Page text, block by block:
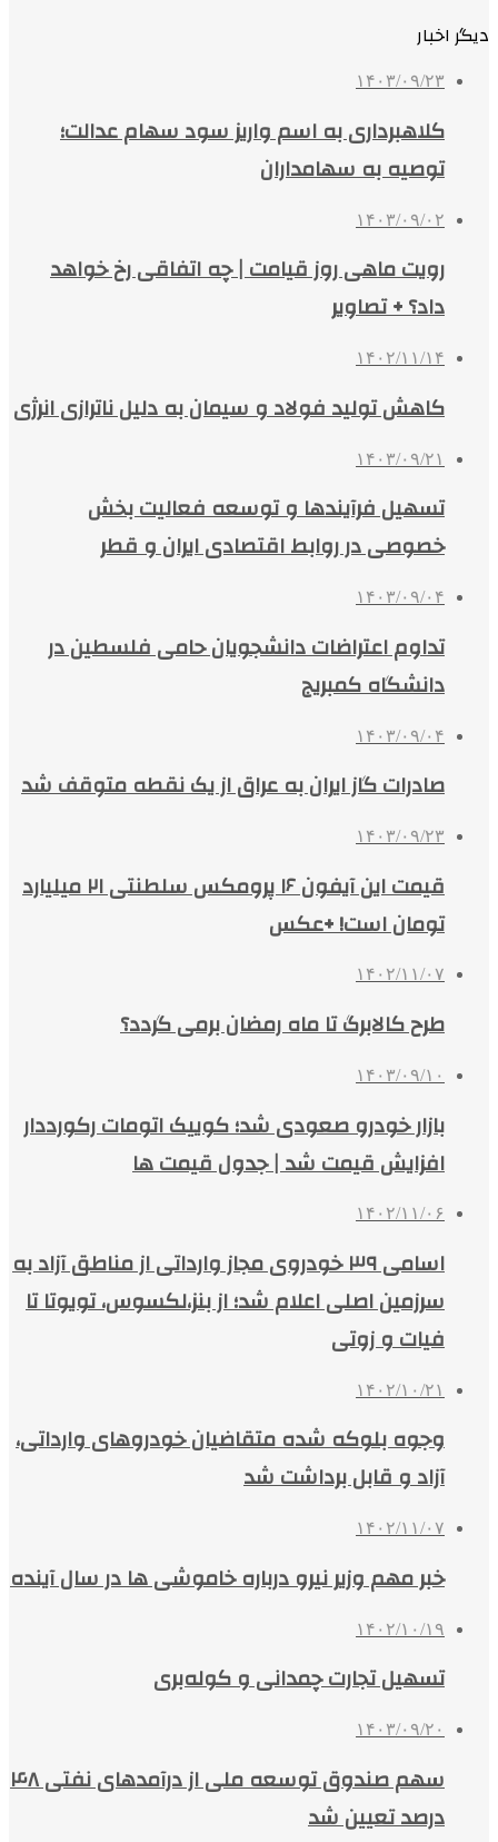
دیگر اخبار
۱۴۰۳/۰۹/۲۳
کلاهبرداری‌ به اسم واریز سود سهام عدالت؛
توصیه به سهامداران
۱۴۰۳/۰۹/۰۲
رویت ماهی روز قیامت | چه اتفاقی رخ خواهد
داد؟ + تصاویر
۱۴۰۲/۱۱/۱۴
کاهش تولید فولاد و سیمان به دلیل ناترازی انرژی
۱۴۰۳/۰۹/۲۱
تسهیل فرآیندها و توسعه فعالیت بخش
خصوصی در روابط اقتصادی ایران و قطر
۱۴۰۳/۰۹/۰۴
تداوم اعتراضات دانشجویان حامی فلسطین در
دانشگاه کمبریج
۱۴۰۳/۰۹/۰۴
صادرات گاز ایران به عراق از یک نقطه متوقف شد
۱۴۰۳/۰۹/۲۳
قیمت این آیفون ۱۶ پرومکس سلطنتی ۲۱ میلیارد
تومان است! +عکس
۱۴۰۲/۱۱/۰۷
طرح کالابرگ تا ماه رمضان برمی گردد؟
۱۴۰۳/۰۹/۱۰
بازار خودرو صعودی شد؛ کوییک اتومات رکورددار
افزایش قیمت شد | جدول قیمت ها
۱۴۰۲/۱۱/۰۶
اسامی ۳۹ خودروی مجاز وارداتی از مناطق آزاد به
سرزمین اصلی اعلام شد؛ از بنز،لکسوس، تویوتا تا
فیات و زوتی
۱۴۰۲/۱۰/۲۱
وجوه بلوکه شده متقاضیان خودروهای وارداتی،
آزاد و قابل‌ برداشت شد
۱۴۰۲/۱۱/۰۷
خبر مهم وزیر نیرو درباره خاموشی ها در سال آینده
۱۴۰۲/۱۰/۱۹
تسهیل تجارت چمدانی و کوله‌بری
۱۴۰۳/۰۹/۲۰
سهم صندوق توسعه ملی از درآمدهای نفتی ۴۸
درصد تعیین شد